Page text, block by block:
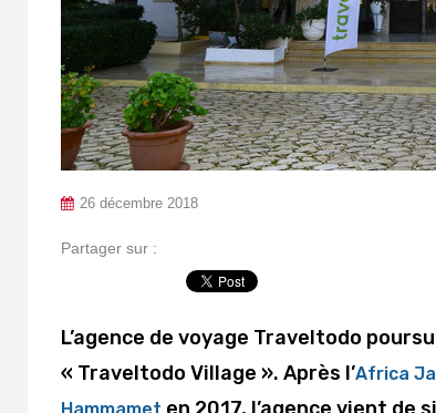
26 décembre 2018
Partager sur :
L’agence de voyage Traveltodo
« Traveltodo Village ». Après l’Africa